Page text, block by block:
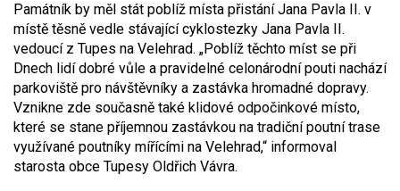
Památník by měl stát poblíž místa přistání Jana Pavla II. v
místě těsně vedle stávající cyklostezky Jana Pavla II.
vedoucí z Tupes na Velehrad. „Poblíž těchto míst se při
Dnech lidí dobré vůle a pravidelné celonárodní pouti nachází
parkoviště pro návštěvníky a zastávka hromadné dopravy.
Vznikne zde současně také klidové odpočinkové místo,
které se stane příjemnou zastávkou na tradiční poutní trase
využívané poutníky mířícími na Velehrad,“ informoval
starosta obce Tupesy Oldřich Vávra.